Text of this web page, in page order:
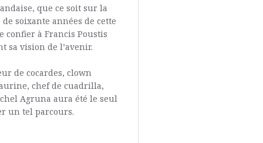
que ce soit sur la
soixante années de cette
confier à Francis Poustis
sa vision de l’avenir.
de cocardes, clown
chef de cuadrilla,
Agruna aura été le seul
un tel parcours.